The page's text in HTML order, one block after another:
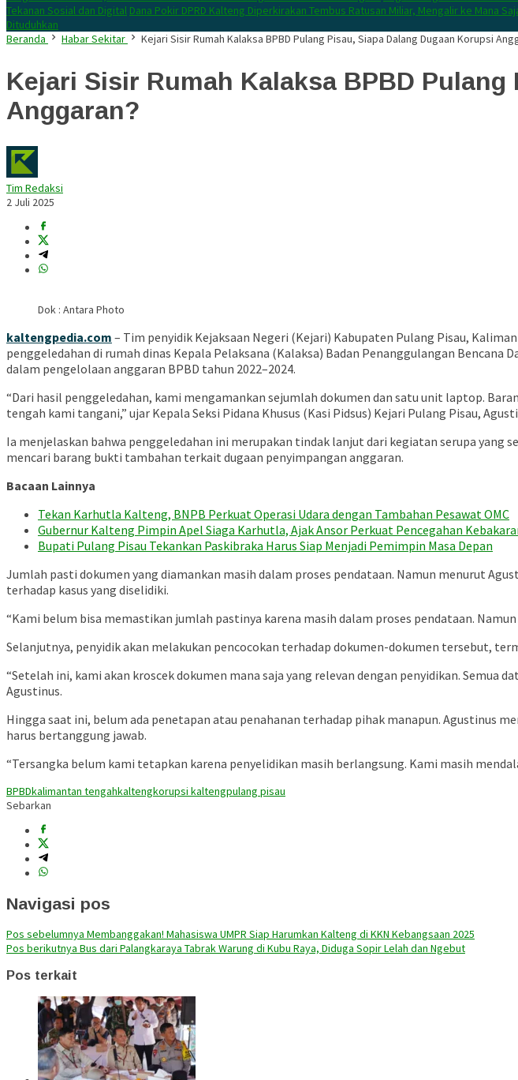
Tekanan Sosial dan Digital Dana Pokir DPRD Kalteng Diperkirakan Tembus Ratusan Miliar, Mengalir ke Mana
Dituduhkan
Beranda
Habar Sekitar Kejari Sisir Rumah Kalaksa BPBD Pulang Pisau, Siapa Dalang Dugaan Korupsi
Kejari Sisir Rumah Kalaksa BPBD
Anggaran?
Tim Redaksi
2 Juli 2025
Dok : Antara Photo
kaltengpedia.com – Tim penyidik Kejaksaan Negeri (Kejari) Kabupaten Pulang Pisau,
penggeledahan di rumah dinas Kepala Pelaksana (Kalaksa) Badan Penanggulangan
dalam pengelolaan anggaran BPBD tahun 2022–2024.
“Dari hasil penggeledahan, kami mengamankan sejumlah dokumen dan satu unit laptop.
tengah kami tangani,” ujar Kepala Seksi Pidana Khusus (Kasi Pidsus) Kejari Pulang Pisau,
Ia menjelaskan bahwa penggeledahan ini merupakan tindak lanjut dari kegiatan serupa yang
mencari barang bukti tambahan terkait dugaan penyimpangan anggaran.
Bacaan Lainnya
Tekan Karhutla Kalteng, BNPB Perkuat Operasi Udara dengan Tambahan Pesawat OMC
Gubernur Kalteng Pimpin Apel Siaga Karhutla, Ajak Ansor Perkuat Pencegahan
Bupati Pulang Pisau Tekankan Paskibraka Harus Siap Menjadi Pemimpin Masa Depan
Jumlah pasti dokumen yang diamankan masih dalam proses pendataan. Namun menurut
terhadap kasus yang diselidiki.
“Kami belum bisa memastikan jumlah pastinya karena masih dalam proses pendataan.
Selanjutnya, penyidik akan melakukan pencocokan terhadap dokumen-dokumen tersebut,
“Setelah ini, kami akan kroscek dokumen mana saja yang relevan dengan penyidikan. Semua
Agustinus.
Hingga saat ini, belum ada penetapan atau penahanan terhadap pihak manapun. Agustinus
harus bertanggung jawab.
“Tersangka belum kami tetapkan karena penyelidikan masih berlangsung. Kami masih
BPBDkalimantan tengahkaltengkorupsi kaltengpulang pisau
Sebarkan
Navigasi pos
Pos sebelumnya Membanggakan! Mahasiswa UMPR Siap Harumkan Kalteng di KKN Kebangsaan 2025
Pos berikutnya Bus dari Palangkaraya Tabrak Warung di Kubu Raya, Diduga Sopir Lelah dan Ngebut
Pos terkait